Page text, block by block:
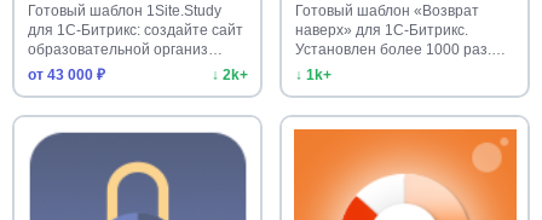
Готовый шаблон 1Site.Study
для 1С-Битрикс: создайте сайт
образовательной организ…
от 43 000 ₽
↓ 2k+
Готовый шаблон «Возврат
наверх» для 1С-Битрикс.
Установлен более 1000 раз.
Улучш…
↓ 1k+